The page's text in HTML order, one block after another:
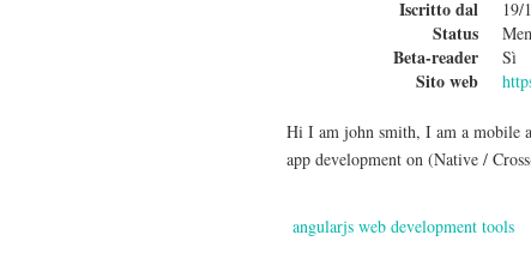
Iscritto dal 19/
Status
Beta-reader Sì
Sito web
Hi I am john smith, I am a mobile
app development on (Native /
angularjs web development tools